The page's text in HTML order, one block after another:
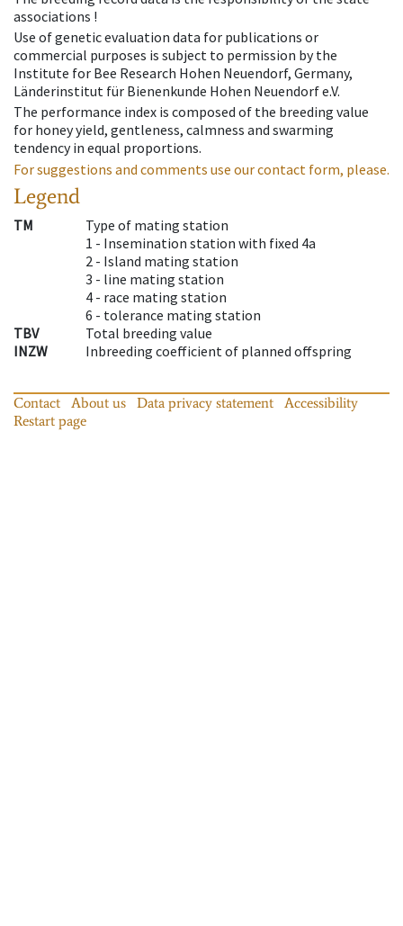
associations !
Use of genetic evaluation data for publications or
commercial purposes is subject to permission by the
Institute for Bee Research Hohen Neuendorf, Germany,
Länderinstitut für Bienenkunde Hohen Neuendorf e.V.
The performance index is composed of the breeding value
for honey yield, gentleness, calmness and swarming
tendency in equal proportions.
For suggestions and comments use our contact form, please.
Legend
TM
Type of mating station
1 - Insemination station with fixed 4a
2 - Island mating station
3 - line mating station
4 - race mating station
6 - tolerance mating station
TBV
Total breeding value
INZW
Inbreeding coefficient of planned offspring
Contact About us Data privacy statement
Accessibility
Restart page